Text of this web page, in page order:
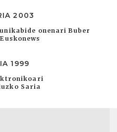
2003
onenari Buber
1999
Saria